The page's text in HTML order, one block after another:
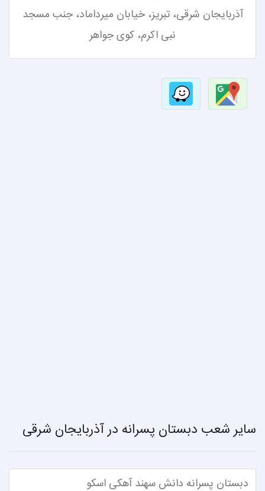
آذربایجان شرقی، تبریز،خیابان میرداماد، جنب مسجد
نبی اکرم، کوی جواهر
سایر شعب دبستان پسرانه در آذربایجان شرقی
دبستان پسرانه دانش سهند آهکی اسکو